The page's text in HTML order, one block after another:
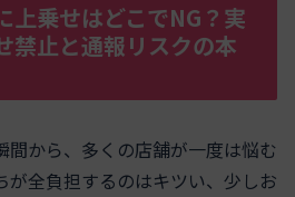
上乗せはどこでNG？実
禁止と通報リスクの本
間から、多くの店舗が一度は悩む
が全負担するのはキツい、少しお